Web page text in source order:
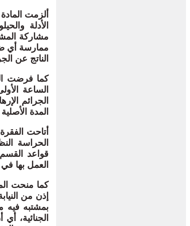
الأدلة
مشاركة
ممارسة أي
الناتج عن
الساعة
المدة
الحراسة
العمل بها
إذن من
الجنائية،